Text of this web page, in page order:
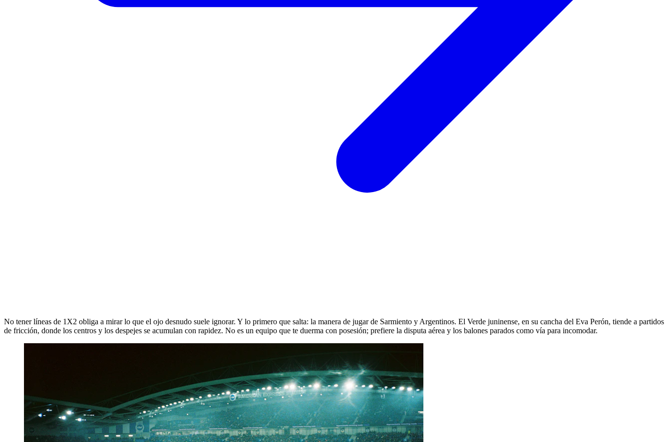
No tener líneas de 1X2 obliga a mirar lo que el ojo desnudo suele ignorar. Y lo primero que salta: la manera de jugar de Sarmiento y Argentinos. El Verde juninense, en su cancha del Eva Perón, tiende a partidos
de fricción, donde los centros y los despejes se acumulan con rapidez. No es un equipo que te duerma con posesión; prefiere la disputa aérea y los balones parados como vía para incomodar.